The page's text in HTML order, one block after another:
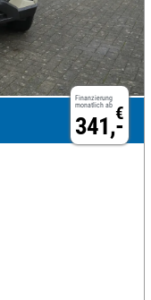
Finanzierung
monatlich ab €
341,-